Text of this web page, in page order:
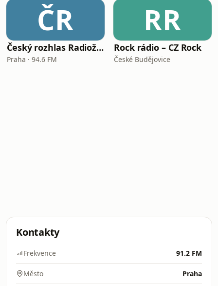
ČR
Český rozhlas Radiožurnál
Praha · 94.6 FM
RR
Rock rádio – CZ Rock
České Budějovice
Kontakty
Frekvence 91.2 FM
Město Praha